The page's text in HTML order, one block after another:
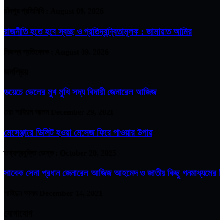
রাজনীতি হতে হবে স্বচ্ছ ও প্রতিদ্বন্দ্বিতামূলক : জামায়াত আমির
ডয়েচে ভেলের মুখ মুখি সদ্য বিদায়ী জেনারেল আজিজ
মেসেঞ্জারে ডিলিট হওয়া মেসেজ ফিরে পাওয়ার উপায়
সাবেক সেনা প্রধান জেনারেল আজিজ আহমেদ ও জাতীয় কিছু গনমাধ্যমের